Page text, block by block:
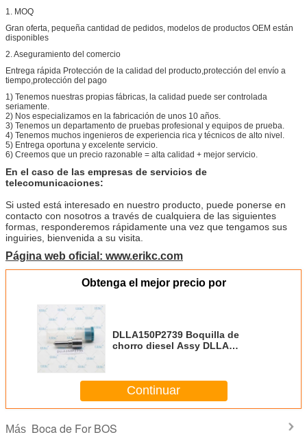
Los kits de ensayo multifunción para inyectores CR
(ParaFor BOS/para el denso/para el For Delp/para el
piezo)
1. MOQ
Gran oferta, pequeña cantidad de pedidos, modelos de productos OEM están
disponibles
2. Aseguramiento del comercio
Entrega rápida Protección de la calidad del producto,protección del envío a
tiempo,protección del pago
1) Tenemos nuestras propias fábricas, la calidad puede ser controlada
seriamente.
2) Nos especializamos en la fabricación de unos 10 años.
3) Tenemos un departamento de pruebas profesional y equipos de prueba.
4) Tenemos muchos ingenieros de experiencia rica y técnicos de alto nivel.
5) Entrega oportuna y excelente servicio.
6) Creemos que un precio razonable = alta calidad + mejor servicio.
En el caso de las empresas de servicios de
telecomunicaciones:
Si usted está interesado en nuestro producto, puede ponerse en
contacto con nosotros a través de cualquiera de las siguientes
formas, responderemos rápidamente una vez que tengamos sus
inguiries, bienvenida a su visita.
Página web oficial: www.erikc.com
Obtenga el mejor precio por
DLLA150P2739 Boquilla de
chorro diesel Assy DLLA
combustible DLLA 150 P2739
DLLA 150 P 2739 para el inyector
For BOS
Continuar
Más Boca de For BOS